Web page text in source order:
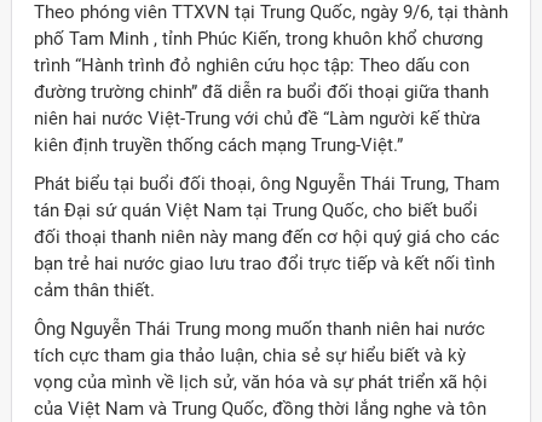
Theo phóng viên TTXVN tại Trung Quốc, ngày 9/6, tại thành
phố Tam Minh , tỉnh Phúc Kiến, trong khuôn khổ chương
trình “Hành trình đỏ nghiên cứu học tập: Theo dấu con
đường trường chinh” đã diễn ra buổi đối thoại giữa thanh
niên hai nước Việt-Trung với chủ đề “Làm người kế thừa
kiên định truyền thống cách mạng Trung-Việt.”
Phát biểu tại buổi đối thoại, ông Nguyễn Thái Trung, Tham
tán Đại sứ quán Việt Nam tại Trung Quốc, cho biết buổi
đối thoại thanh niên này mang đến cơ hội quý giá cho các
bạn trẻ hai nước giao lưu trao đổi trực tiếp và kết nối tình
cảm thân thiết.
Ông Nguyễn Thái Trung mong muốn thanh niên hai nước
tích cực tham gia thảo luận, chia sẻ sự hiểu biết và kỳ
vọng của mình về lịch sử, văn hóa và sự phát triển xã hội
của Việt Nam và Trung Quốc, đồng thời lắng nghe và tôn